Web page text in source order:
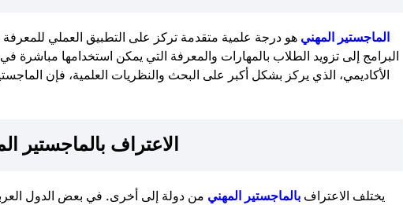
الماجستير المهني هو درجة علمية متقدمة تركز على التطبيق العملي
البرامج إلى تزويد الطلاب بالمهارات والمعرفة التي يمكن استخدامها
الأكاديمي، الذي يركز بشكل أكبر على البحث والنظريات العلمية، فإن
الاعتراف بالماجستير
يختلف الاعتراف بالماجستير المهني من دولة إلى أخرى. في بعض الدول